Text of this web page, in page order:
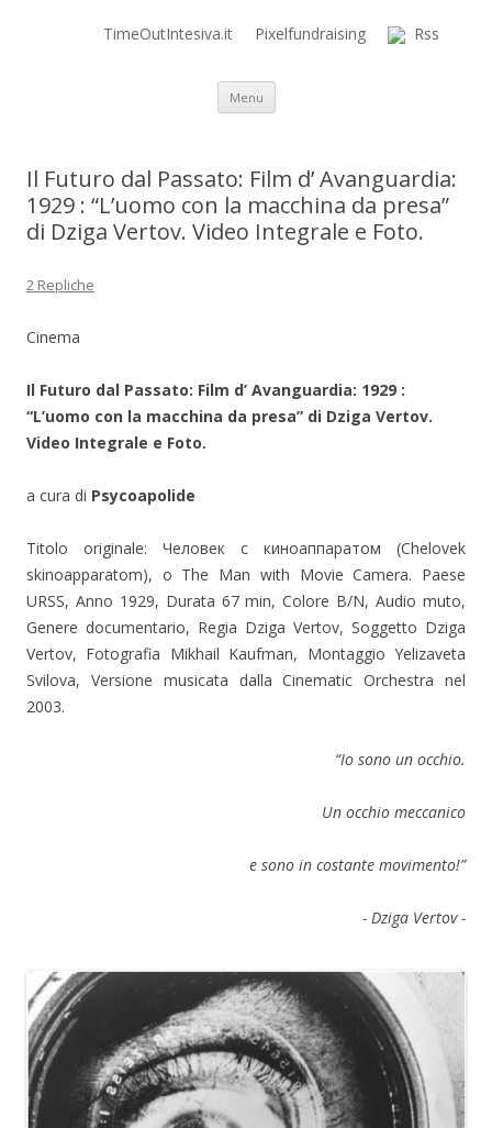
Time Out Intensiva Blog
il tempo e la memoria in terapia intensiva
TimeOutIntesiva.it Pixelfundraising Rss
Menu Vai al contenuto
Il Futuro dal Passato: Film d’ Avanguardia:
1929 : “L’uomo con la macchina da presa”
di Dziga Vertov. Video Integrale e Foto.
2 Repliche
Cinema
Il Futuro dal Passato: Film d’ Avanguardia: 1929 :
“L’uomo con la macchina da presa” di Dziga Vertov.
Video Integrale e Foto.
a cura di Psycoapolide
Titolo originale: Человек с киноаппаратом (Chelovek
skinoapparatom), o The Man with Movie Camera. Paese
URSS, Anno 1929, Durata 67 min, Colore B/N, Audio muto,
Genere documentario, Regia Dziga Vertov, Soggetto Dziga
Vertov, Fotografia Mikhail Kaufman, Montaggio Yelizaveta
Svilova, Versione musicata dalla Cinematic Orchestra nel
2003.
“Io sono un occhio.
Un occhio meccanico
e sono in costante movimento!”
- Dziga Vertov -